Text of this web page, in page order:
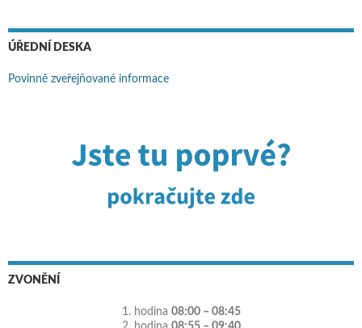
ÚŘEDNÍ DESKA
Povinně zveřejňované informace
ZVONĚNÍ
1. hodina 08:00 – 08:45